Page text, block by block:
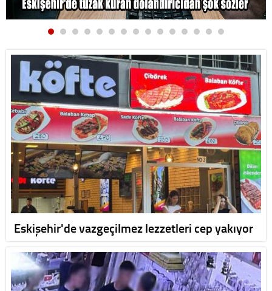
Eskişehir'de vazgeçilmez lezzetleri cep yakıyor